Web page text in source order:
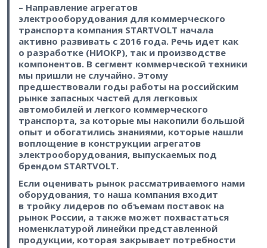
– Направление агрегатов
электрооборудования для коммерческого
транспорта компания STARTVOLT начала
активно развивать с 2016 года. Речь идет как
о разработке (НИОКР), так и производстве
компонентов. В сегмент коммерческой техники
мы пришли не случайно. Этому
предшествовали годы работы на российским
рынке запасных частей для легковых
автомобилей и легкого коммерческого
транспорта, за которые мы накопили большой
опыт и обогатились знаниями, которые нашли
воплощение в конструкции агрегатов
электрооборудования, выпускаемых под
брендом STARTVOLT.
Если оценивать рынок рассматриваемого нами
оборудования, то наша компания входит
в тройку лидеров по объемам поставок на
рынок России, а также может похвастаться
номенклатурой линейки представленной
продукции, которая закрывает потребности